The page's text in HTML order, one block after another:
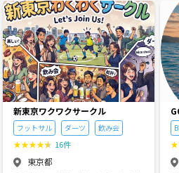
🟢サークル名『ともつくーる』の由来 と
もだちをつくる＝ともつくーるです。 覚
えてもらえるような名前をつけてみまし
た。
て
に
ました🍀
場
を
ださい🌀
し
5:5～7:3くらい^^ 主に20～40代の方が
多く、中学生、高校生、大学生、社会人1
0代～60代まで幅広くいらっしゃいます
🌝 🟩外国人も参加できますか？ 外国の
方もたくさんいらっしゃいます^^ 特に中
国・韓国・ベトナム・マレーシアの方が
多めです。旅行・ワーホリの方もいます^
^
ぐ
大
ま
初
新東京ワクワクサークル
フットサル ダーツ 飲み会
★★★★★ 16件
東京都
★